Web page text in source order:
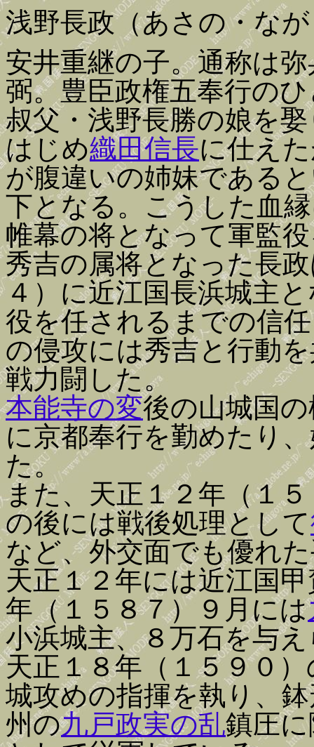
浅野長政（あさの・な
安井重継の子。通称は
弼。豊臣政権五奉行の
叔父・浅野長勝の娘を
はじめ織田信長に仕え
が腹違いの姉妹である
下となる。こうした血
帷幕の将となって軍監
秀吉の属将となった長
４）に近江国長浜城主
役を任されるまでの信
の侵攻には秀吉と行動
戦力闘した。
本能寺の変後の山城国
に京都奉行を勤めたり
た。
また、天正１２年（１
の後には戦後処理として
など、外交面でも優れ
天正１２年には近江国
年（１５８７）９月には
小浜城主、８万石を与
天正１８年（１５９０）
城攻めの指揮を執り、
州の九戸政実の乱鎮圧